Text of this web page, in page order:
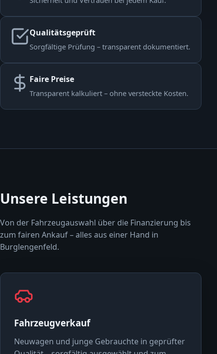
Qualitätsgeprüft
Sorgfältige Prüfung – transparent dokumentiert.
Faire Preise
Transparent kalkuliert – ohne versteckte Kosten.
Unsere Leistungen
Von der Fahrzeugauswahl über die Finanzierung bis
zum fairen Ankauf – alles aus einer Hand in
Burglengenfeld.
Fahrzeugverkauf
Neuwagen und junge Gebrauchte in geprüfter